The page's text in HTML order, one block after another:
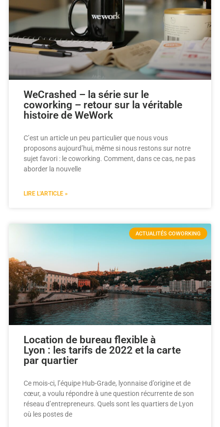
WeCrashed – la série sur le
coworking – retour sur la véritable
histoire de WeWork
C’est un article un peu particulier que nous vous
proposons aujourd’hui, même si nous restons sur notre
sujet favori : le coworking. Comment, dans ce cas, ne pas
aborder la nouvelle
LIRE L'ARTICLE »
ACTUALITÉS COWORKING
Location de bureau flexible à
Lyon : les tarifs de 2022 et la carte
par quartier
Ce mois-ci, l’équipe Hub-Grade, lyonnaise d’origine et de
cœur, a voulu répondre à une question récurrente de son
réseau d’entrepreneurs. Quels sont les quartiers de Lyon
où les postes de